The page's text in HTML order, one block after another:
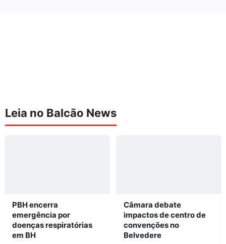
Leia no Balcão News
PBH encerra
emergência por
doenças respiratórias
em BH
Câmara debate
impactos de centro de
convenções no
Belvedere